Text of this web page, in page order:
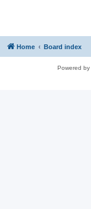
Home Board index
Powered by